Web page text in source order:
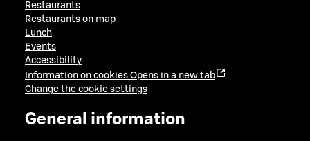
Restaurants
Restaurants on map
Lunch
Events
Accessibility
Information on cookies Opens in a new tab
Change the cookie settings
General information